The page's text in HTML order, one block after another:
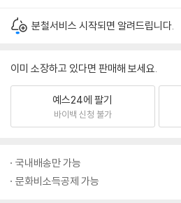
분철서비스 시작되면 알려드립니다.
이미 소장하고 있다면 판매해 보세요.
예스24에 팔기
바이백 신청 불가
국내배송만 가능
문화비소득공제 가능